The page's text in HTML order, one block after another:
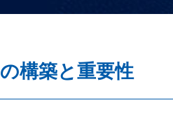
構築と重要性